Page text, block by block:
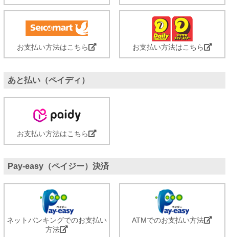
お支払い方法はこちら お支払い方法はこちら
あと払い（ペイディ）
お支払い方法はこちら
Pay-easy（ペイジー）決済
ネットバンキングでのお支払い
方法
ATMでのお支払い方法